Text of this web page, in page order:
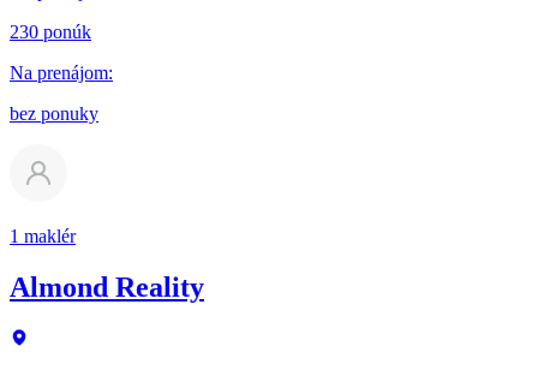
230 ponúk
Na prenájom:
bez ponuky
1 maklér
Almond Reality